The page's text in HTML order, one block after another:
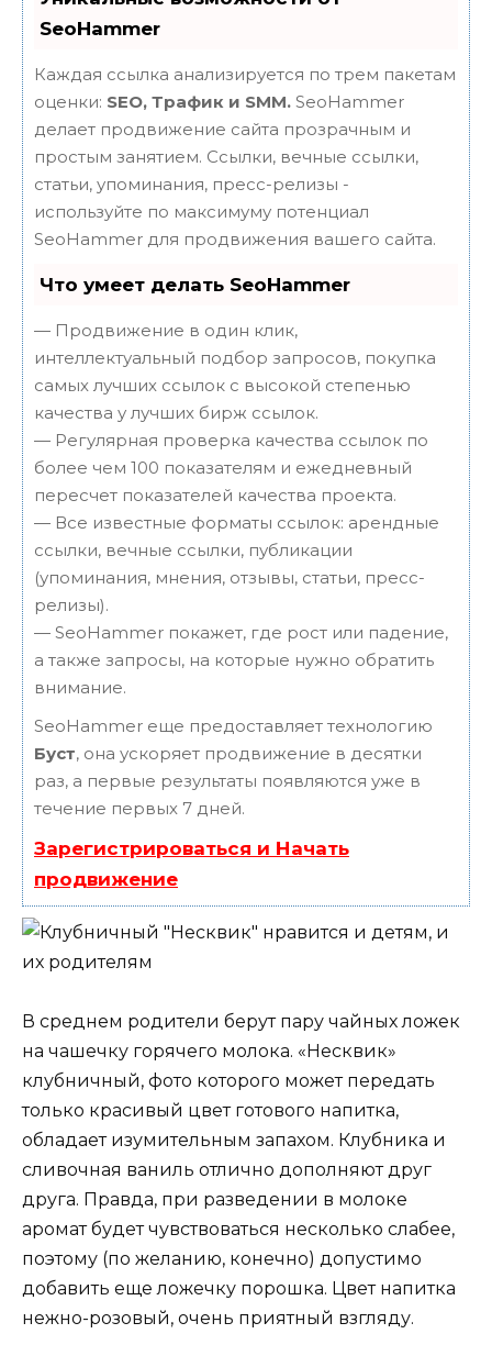
SeoHammer
Каждая ссылка анализируется по трем пакетам
оценки: SEO, Трафик и SMM. SeoHammer
делает продвижение сайта прозрачным и
простым занятием. Ссылки, вечные ссылки,
статьи, упоминания, пресс-релизы -
используйте по максимуму потенциал
SeoHammer для продвижения вашего сайта.
Что умеет делать SeoHammer
— Продвижение в один клик,
интеллектуальный подбор запросов, покупка
самых лучших ссылок с высокой степенью
качества у лучших бирж ссылок.
— Регулярная проверка качества ссылок по
более чем 100 показателям и ежедневный
пересчет показателей качества проекта.
— Все известные форматы ссылок: арендные
ссылки, вечные ссылки, публикации
(упоминания, мнения, отзывы, статьи, пресс-
релизы).
— SeoHammer покажет, где рост или падение,
а также запросы, на которые нужно обратить
внимание.
SeoHammer еще предоставляет технологию
Буст, она ускоряет продвижение в десятки
раз, а первые результаты появляются уже в
течение первых 7 дней.
Зарегистрироваться и Начать
продвижение
В среднем родители берут пару чайных ложек
на чашечку горячего молока. «Несквик»
клубничный, фото которого может передать
только красивый цвет готового напитка,
обладает изумительным запахом. Клубника и
сливочная ваниль отлично дополняют друг
друга. Правда, при разведении в молоке
аромат будет чувствоваться несколько слабее,
поэтому (по желанию, конечно) допустимо
добавить еще ложечку порошка. Цвет напитка
нежно-розовый, очень приятный взгляду.